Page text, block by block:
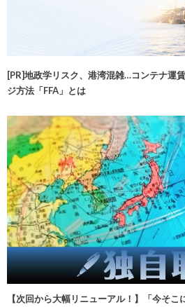
[PR]地政学リスク、港湾混雑…コンテナ運
ジ方法「FFA」とは
【次回から大幅リニューアル！】「今そ